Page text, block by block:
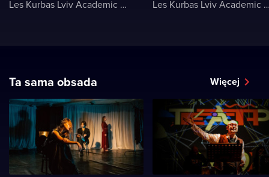
Les Kurbas Lviv Academic Youth Theater Les Kurbas Lviv
Ta sama obsada Więcej